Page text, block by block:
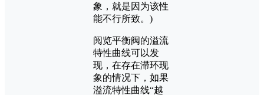
象，就是因为该性
能不行所致。)
阅览平衡阀的溢流
特性曲线可以发
现，在存在滞环现
象的情况下，如果
溢流特性曲线“越